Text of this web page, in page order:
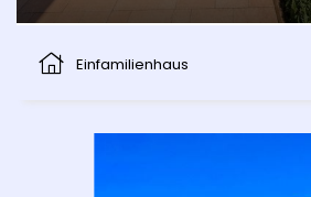
Einfamilienhaus